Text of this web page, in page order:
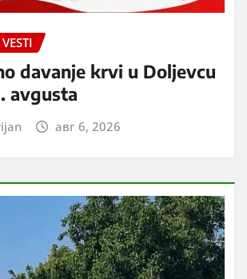
VESTI
davanje krvi u Doljevcu
avgusta
авг 6, 2026